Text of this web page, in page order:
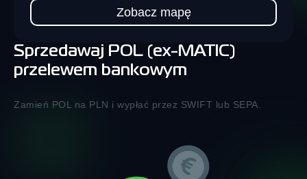
Sprzedawaj POL (ex-MATIC)
przelewem bankowym
Zamień POL na PLN i wypłać przez SWIFT lub SEPA.
Zobacz mapę